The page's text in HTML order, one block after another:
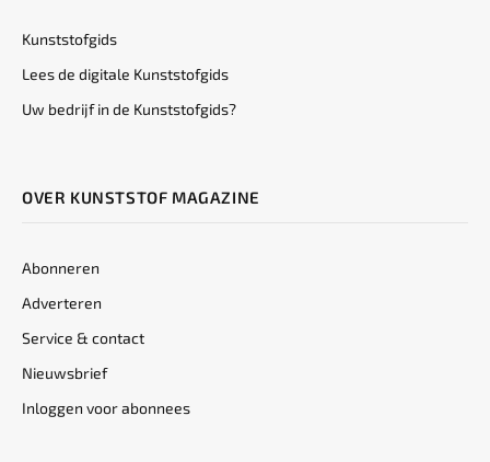
Kunststofgids
Lees de digitale Kunststofgids
Uw bedrijf in de Kunststofgids?
OVER KUNSTSTOF MAGAZINE
Abonneren
Adverteren
Service & contact
Nieuwsbrief
Inloggen voor abonnees